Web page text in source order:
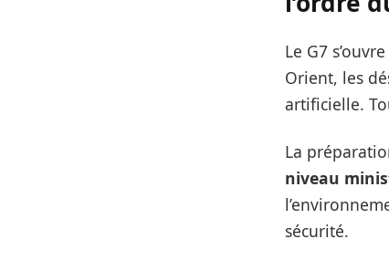
Le G7
Orient, les
artificielle.
La
niveau
sécurité.